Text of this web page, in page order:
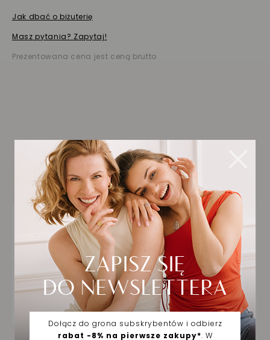
Jak dbać o biżuterię
Masz pytania? Zapytaj!
Prezentowana cena jest ceną brutto
Biżuteria wybrana dla
Ciebie